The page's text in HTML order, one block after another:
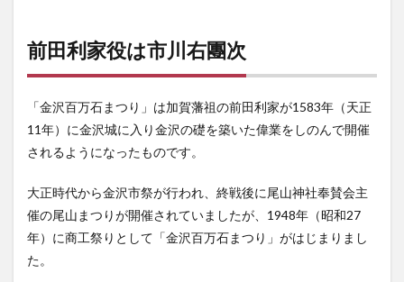
石ま
の沿
道で
の写
真撮
影は
イベ
ント
情報
前田利家役は市川右團次
「金沢百万石まつり」は加賀藩祖の前田利家が1583年（天正
11年）に金沢城に入り金沢の礎を築いた偉業をしのんで開催
されるようになったものです。
大正時代から金沢市祭が行われ、終戦後に尾山神社奉賛会主
催の尾山まつりが開催されていましたが、1948年（昭和27
年）に商工祭りとして「金沢百万石まつり」がはじまりまし
た。